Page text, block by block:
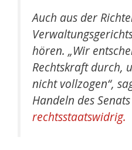
Auch aus der
hören. „Wir
Rechtskraft durch,
nicht vollzogen“,
Handeln des Senats
rechtsstaatswidrig.